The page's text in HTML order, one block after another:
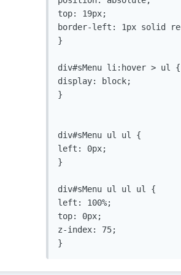
top: 19px;
border-left: 1px solid
}
div#sMenu li:hover > ul {
display: block;
}
div#sMenu ul ul {
left: 0px;
}
div#sMenu ul ul ul {
left: 100%;
top: 0px;
z-index: 75;
}